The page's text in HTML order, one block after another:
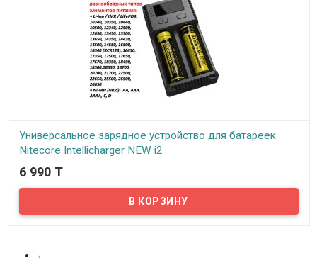
Универсальное зарядное устройство для батареек
Nitecore Intellicharger NEW i2
В наличии
Интеллектуальное зарядное устройство для различных батареек
Nitecore Intellicharger NEW i2, для Li-ion, LiFePO4 и Ni-MH
аккумуляторов с регулируемым током заряда и регулировкой
6 990 T
←